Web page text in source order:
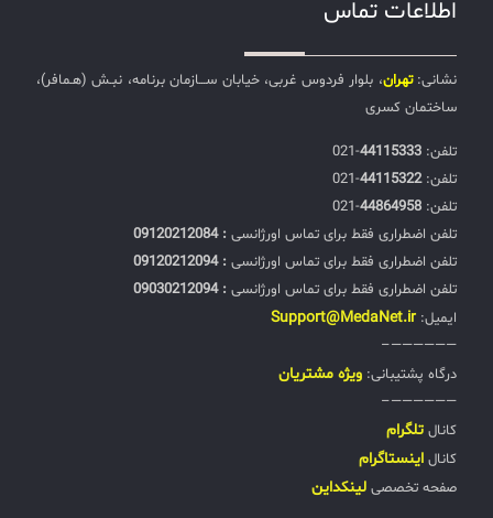
اطلاعات تماس
نشانی:تهران، بلوار فردوس غربی، خیابان ســـازمان برنامه، نبـش (هـمافر)،
ساختمان کسری
تلفن:‌ 44115333
-021
تلفن:‌44115322
-021
تلفن:‌ 44864958
-021
تلفن اضطراری فقط برای تماس اورژانسی : 09120212084
تلفن اضطراری فقط برای تماس اورژانسی : 09120212094
تلفن اضطراری فقط برای تماس اورژانسی : 09030212094
ایمیل: Support@MedaNet.ir
——————–
درگاه پشتیبانی: ويژه مشتریان
——————–
کانال تلگرام
کانال اینستاگرام
صفحه تخصصی لینکداین